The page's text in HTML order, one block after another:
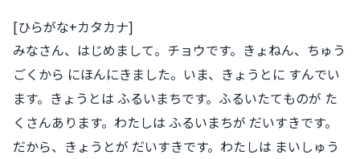
[ひらがな+カタカナ]
みなさん、はじめまして。チョウです。きょねん、ちゅう
ごくから にほんにきました。いま、きょうとに すんでい
ます。きょうとは ふるいまちです。ふるいたてものが た
くさんあります。わたしは ふるいまちが だいすきです。
だから、きょうとが だいすきです。わたしは まいしゅう